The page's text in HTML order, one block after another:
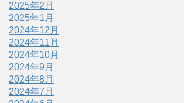
2025年2月
2025年1月
2024年12月
2024年11月
2024年10月
2024年9月
2024年8月
2024年7月